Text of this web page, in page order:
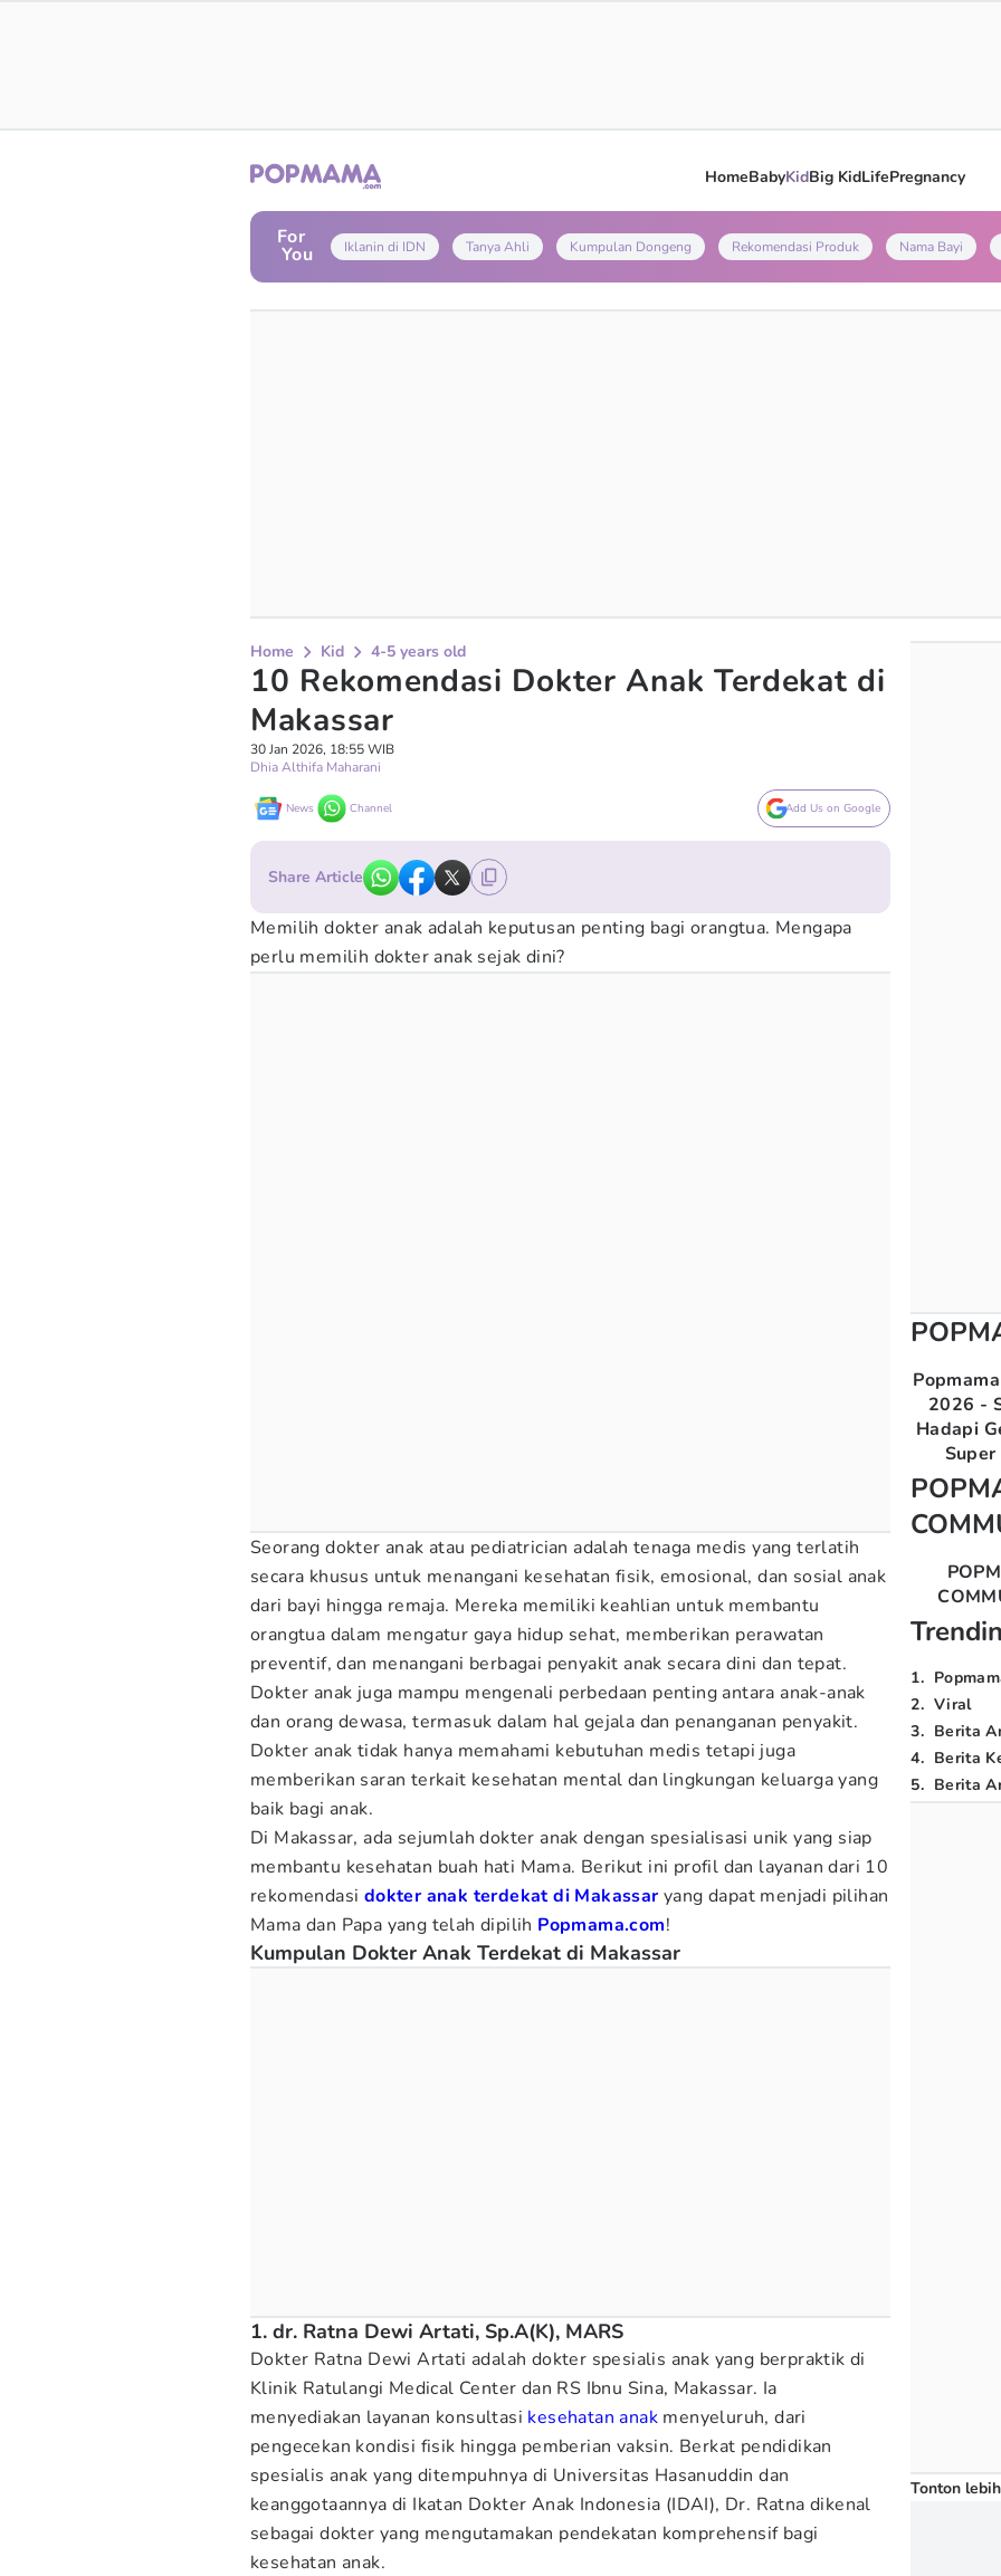
HomeBabyKidBig KidLifePregnancy
For
You Iklanin di IDN Tanya Ahli Kumpulan Dongeng Rekomendasi Produk Nama Bayi
Home Kid 4-5 years old
10 Rekomendasi Dokter Anak Terdekat di
Makassar
30 Jan 2026, 18:55 WIB
Dhia Althifa Maharani
News Channel Add Us on Google
Share Article
Memilih dokter anak adalah keputusan penting bagi orangtua. Mengapa
perlu memilih dokter anak sejak dini?
Seorang dokter anak atau pediatrician adalah tenaga medis yang terlatih
secara khusus untuk menangani kesehatan fisik, emosional, dan sosial anak
dari bayi hingga remaja. Mereka memiliki keahlian untuk membantu
orangtua dalam mengatur gaya hidup sehat, memberikan perawatan
preventif, dan menangani berbagai penyakit anak secara dini dan tepat.
Dokter anak juga mampu mengenali perbedaan penting antara anak-anak
dan orang dewasa, termasuk dalam hal gejala dan penanganan penyakit.
Dokter anak tidak hanya memahami kebutuhan medis tetapi juga
memberikan saran terkait kesehatan mental dan lingkungan keluarga yang
baik bagi anak.
Di Makassar, ada sejumlah dokter anak dengan spesialisasi unik yang siap
membantu kesehatan buah hati Mama. Berikut ini profil dan layanan dari 10
rekomendasi dokter anak terdekat di Makassaryang dapat menjadi pilihan
Mama dan Papa yang telah dipilih Popmama.com!
Kumpulan Dokter Anak Terdekat di Makassar
1. dr. Ratna Dewi Artati, Sp.A(K), MARS
Dokter Ratna Dewi Artati adalah dokter spesialis anak yang berpraktik di
Klinik Ratulangi Medical Center dan RS Ibnu Sina, Makassar. Ia
menyediakan layanan konsultasi kesehatan anak menyeluruh, dari
pengecekan kondisi fisik hingga pemberian vaksin. Berkat pendidikan
spesialis anak yang ditempuhnya di Universitas Hasanuddin dan
keanggotaannya di Ikatan Dokter Anak Indonesia (IDAI), Dr. Ratna dikenal
sebagai dokter yang mengutamakan pendekatan komprehensif bagi
kesehatan anak.
2026 -
Hadapi
1.
2. Viral
3. Berita
4. Berita
5. Berita
Tonton